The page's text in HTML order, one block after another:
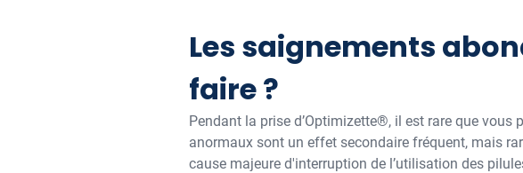
Les saignements
faire ?
Pendant la prise d’Optimizette®, il est rare que
anormaux sont un effet secondaire fréquent, mais
cause majeure d'interruption de l’utilisation des